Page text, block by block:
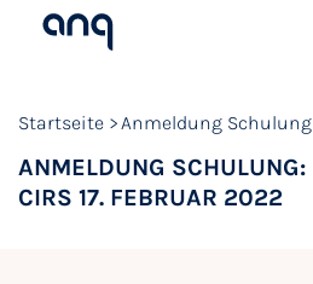
Startseite Anmeldung Schulung
ANMELDUNG SCHULUNG:
CIRS 17. FEBRUAR 2022